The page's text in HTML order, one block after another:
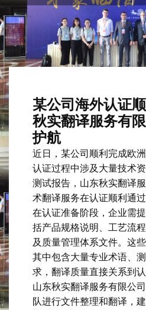
某公司海外认证
秋实翻译服务有
护航
近日，某公司顺利完成欧
认证过程中涉及大量技术
测试报告，山东秋实翻译
术翻译服务在认证顺利通
在认证准备阶段，企业需
括产品规格说明、工艺流
及质量管理体系文件。这
其中包含大量专业术语、
求，翻译质量直接关系到认
山东秋实翻译服务有限公
队进行文件整理和翻译，